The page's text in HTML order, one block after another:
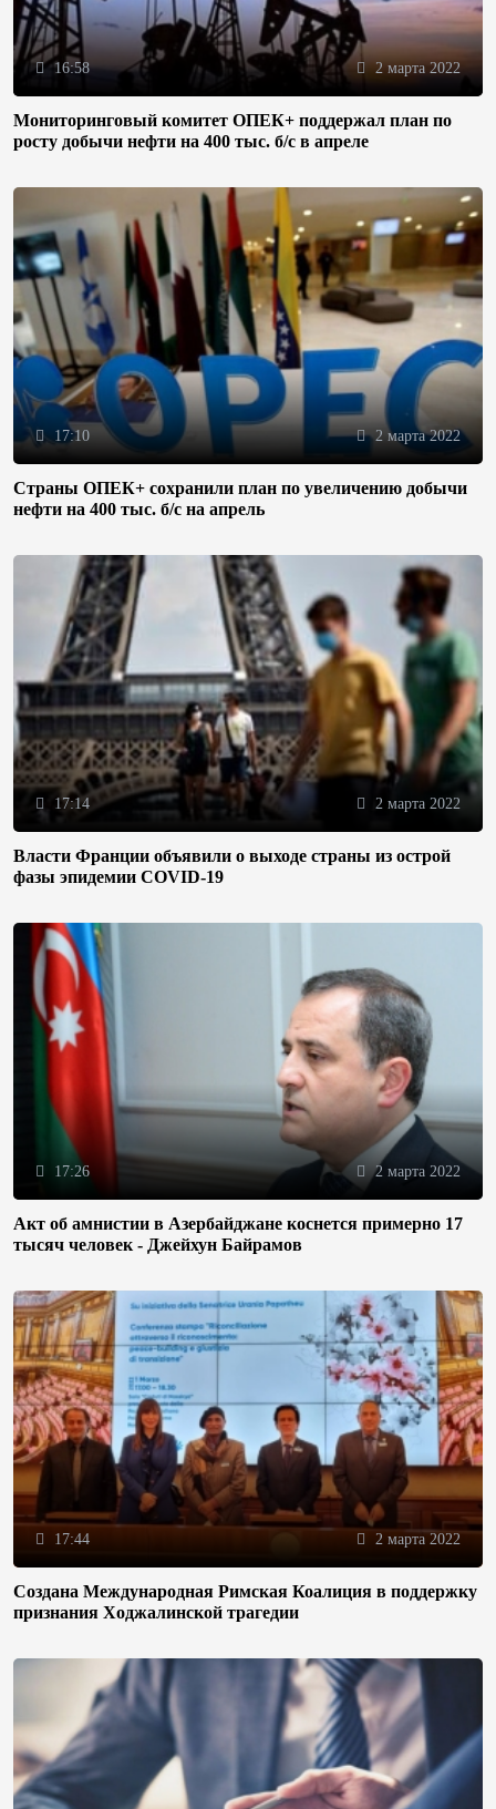
16:58 2 марта 2022
Мониторинговый комитет ОПЕК+ поддержал план по
росту добычи нефти на 400 тыс. б/с в апреле
17:10 2 марта 2022
Страны ОПЕК+ сохранили план по увеличению добычи
нефти на 400 тыс. б/с на апрель
17:14 2 марта 2022
Власти Франции объявили о выходе страны из острой
фазы эпидемии COVID-19
17:26 2 марта 2022
Акт об амнистии в Азербайджане коснется примерно 17
тысяч человек - Джейхун Байрамов
17:44 2 марта 2022
Создана Международная Римская Коалиция в поддержку
признания Ходжалинской трагедии